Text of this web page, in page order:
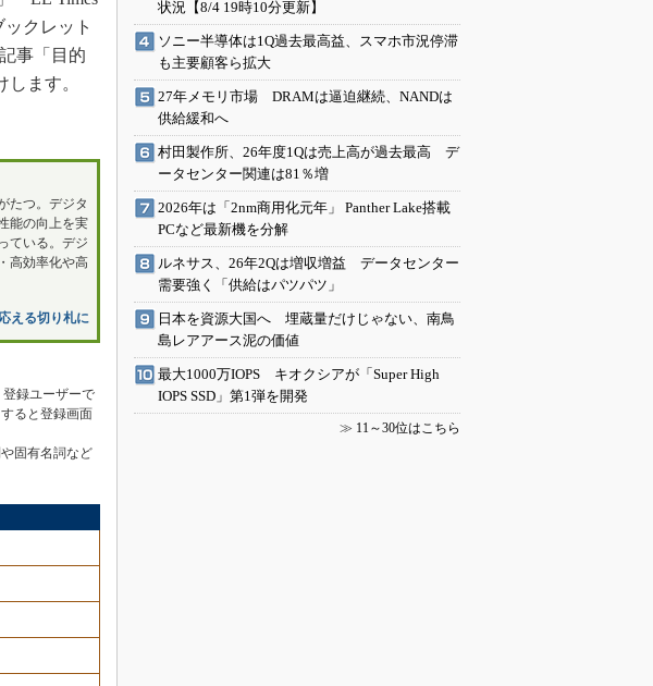
クレット
事「目的
ます。
たつ。デジタ
能の向上を実
ている。デジ
高効率化や高
える切り札に
録ユーザーで
ると登録画面
固有名詞など
状況【8/4 19時10分更新】
ソニー半導体は1Q過去最高益、スマホ市況停滞
も主要顧客ら拡大
27年メモリ市場 DRAMは逼迫継続、NANDは
供給緩和へ
村田製作所、26年度1Qは売上高が過去最高 デ
ータセンター関連は81％増
2026年は「2nm商用化元年」 Panther Lake搭載
PCなど最新機を分解
ルネサス、26年2Qは増収増益 データセンター
需要強く「供給はパツパツ」
日本を資源大国へ 埋蔵量だけじゃない、南鳥
島レアアース泥の価値
最大1000万IOPS キオクシアが「Super High
IOPS SSD」第1弾を開発
≫ 11～30位はこちら